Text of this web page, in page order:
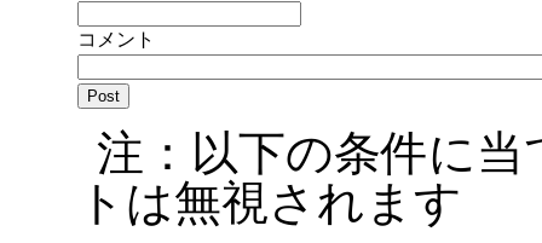
コメント
注：以下の条件に
トは無視されます